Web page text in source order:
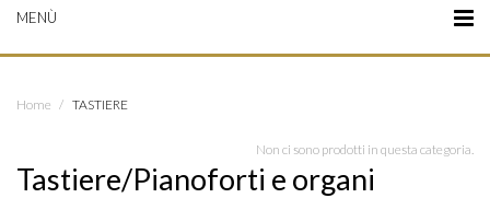
MENÙ
Home / TASTIERE
Non ci sono prodotti in questa categoria.
Tastiere/Pianoforti e organi